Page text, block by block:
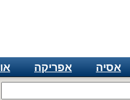
אסיה אפריקה